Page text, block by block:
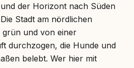
der Horizont nach Süden
Stadt am nördlichen
grün und von einer
durchzogen, die Hunde und
belebt. Wer hier mit